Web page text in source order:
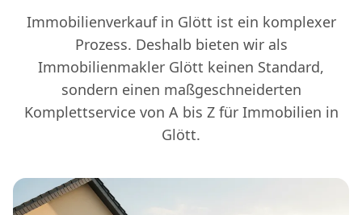
Immobilienverkauf in Glött ist ein komplexer
Prozess. Deshalb bieten wir als
Immobilienmakler Glött keinen Standard,
sondern einen maßgeschneiderten
Komplettservice von A bis Z für Immobilien in
Glött.